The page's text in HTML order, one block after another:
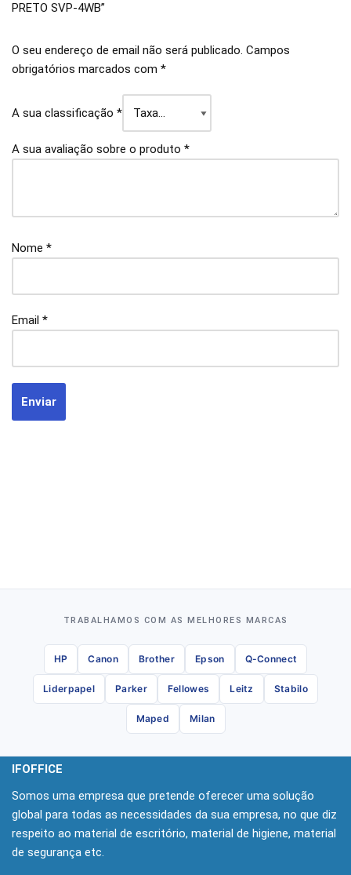
PRETO SVP-4WB”
O seu endereço de email não será publicado. Campos
obrigatórios marcados com *
A sua classificação *
A sua avaliação sobre o produto *
Nome *
Email *
TRABALHAMOS COM AS MELHORES MARCAS
HP Canon Brother Epson Q-Connect
Liderpapel Parker Fellowes Leitz Stabilo
Maped Milan
IFOFFICE
Somos uma empresa que pretende oferecer uma solução
global para todas as necessidades da sua empresa, no que diz
respeito ao material de escritório, material de higiene, material
de segurança etc.